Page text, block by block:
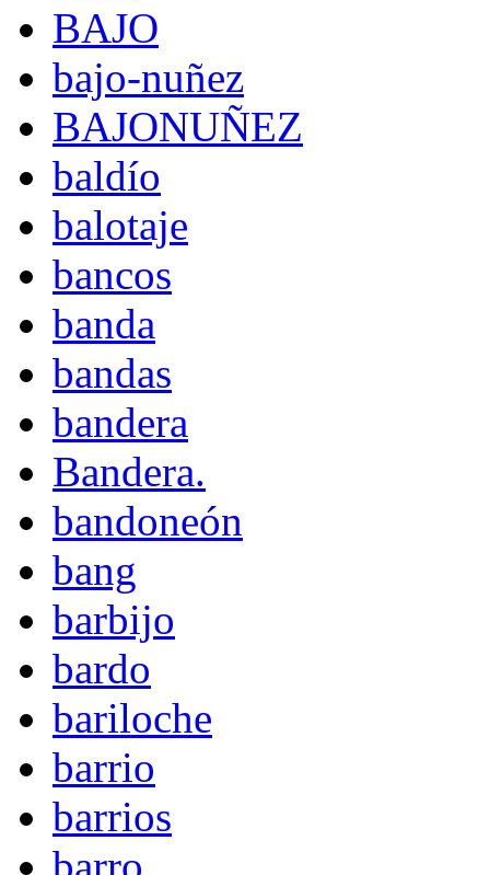
BAJO
bajo-nuñez
BAJONUÑEZ
baldío
balotaje
bancos
banda
bandas
bandera
Bandera.
bandoneón
bang
barbijo
bardo
bariloche
barrio
barrios